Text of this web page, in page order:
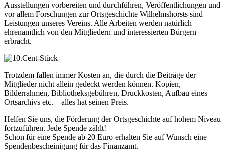
Ausstellungen vorbereiten und durchführen, Veröffentlichungen und
vor allem Forschungen zur Ortsgeschichte Wilhelmshorsts sind
Leistungen unseres Vereins. Alle Arbeiten werden natürlich
ehrenamtlich von den Mitgliedern und interessierten Bürgern
erbracht.
Trotzdem fallen immer Kosten an, die durch die Beiträge der
Mitglieder nicht allein gedeckt werden können. Kopien,
Bilderrahmen, Bibliotheksgebühren, Druckkosten, Aufbau eines
Ortsarchivs etc. – alles hat seinen Preis.
Helfen Sie uns, die Förderung der Ortsgeschichte auf hohem Niveau
fortzuführen. Jede Spende zählt!
Schon für eine Spende ab 20 Euro erhalten Sie auf Wunsch eine
Spendenbescheinigung für das Finanzamt.